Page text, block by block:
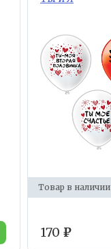
Товар в наличии
170 ₽